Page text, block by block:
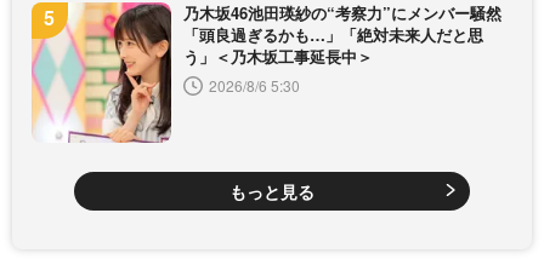
乃木坂46池田瑛紗の“考察力”にメンバー騒然
「頭良過ぎるかも…」「絶対未来人だと思
う」＜乃木坂工事延長中＞
2026/8/6 5:30
もっと見る